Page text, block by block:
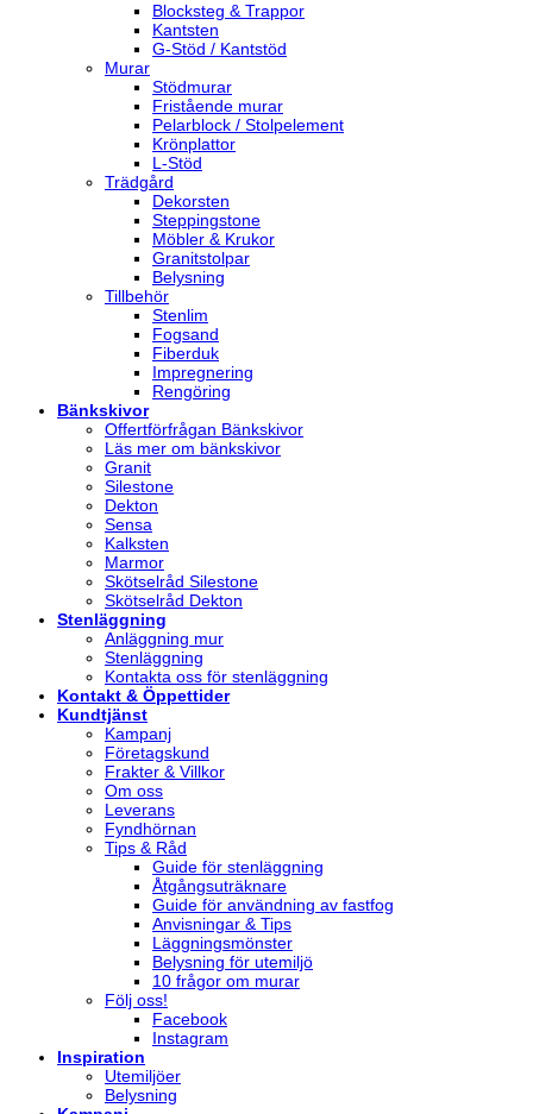
Blocksteg & Trappor
Kantsten
G-Stöd / Kantstöd
Murar
Stödmurar
Fristående murar
Pelarblock / Stolpelement
Krönplattor
L-Stöd
Trädgård
Dekorsten
Steppingstone
Möbler & Krukor
Granitstolpar
Belysning
Tillbehör
Stenlim
Fogsand
Fiberduk
Impregnering
Rengöring
Bänkskivor
Offertförfrågan Bänkskivor
Läs mer om bänkskivor
Granit
Silestone
Dekton
Sensa
Kalksten
Marmor
Skötselråd Silestone
Skötselråd Dekton
Stenläggning
Anläggning mur
Stenläggning
Kontakta oss för stenläggning
Kontakt & Öppettider
Kundtjänst
Kampanj
Företagskund
Frakter & Villkor
Om oss
Leverans
Fyndhörnan
Tips & Råd
Guide för stenläggning
Åtgångsuträknare
Guide för användning av fastfog
Anvisningar & Tips
Läggningsmönster
Belysning för utemiljö
10 frågor om murar
Följ oss!
Facebook
Instagram
Inspiration
Utemiljöer
Belysning